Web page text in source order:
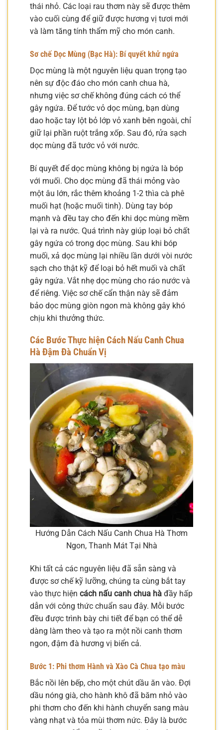
thái nhỏ. Các loại rau thơm này sẽ được thêm
vào cuối cùng để giữ được hương vị tươi mới
và làm tăng tính thẩm mỹ cho món canh.
Sơ chế Dọc Mùng (Bạc Hà): Bí quyết khử ngứa
Dọc mùng là một nguyên liệu quan trọng tạo
nên sự độc đáo cho món canh chua hà,
nhưng việc sơ chế không đúng cách có thể
gây ngứa. Để tước vỏ dọc mùng, bạn dùng
dao hoặc tay lột bỏ lớp vỏ xanh bên ngoài, chỉ
giữ lại phần ruột trắng xốp. Sau đó, rửa sạch
dọc mùng đã tước vỏ với nước.
Bí quyết để dọc mùng không bị ngứa là bóp
với muối. Cho dọc mùng đã thái mỏng vào
một âu lớn, rắc thêm khoảng 1-2 thìa cà phê
muối hạt (hoặc muối tinh). Dùng tay bóp
mạnh và đều tay cho đến khi dọc mùng mềm
lại và ra nước. Quá trình này giúp loại bỏ chất
gây ngứa có trong dọc mùng. Sau khi bóp
muối, xả dọc mùng lại nhiều lần dưới vòi nước
sạch cho thật kỹ để loại bỏ hết muối và chất
gây ngứa. Vắt nhẹ dọc mùng cho ráo nước và
để riêng. Việc sơ chế cẩn thận này sẽ đảm
bảo dọc mùng giòn ngon mà không gây khó
chịu khi thưởng thức.
Các Bước Thực hiện Cách Nấu Canh Chua
Hà Đậm Đà Chuẩn Vị
Hướng Dẫn Cách Nấu Canh Chua Hà Thơm
Ngon, Thanh Mát Tại Nhà
Khi tất cả các nguyên liệu đã sẵn sàng và
được sơ chế kỹ lưỡng, chúng ta cùng bắt tay
vào thực hiện cách nấu canh chua hà đầy hấp
dẫn với công thức chuẩn sau đây. Mỗi bước
đều được trình bày chi tiết để bạn có thể dễ
dàng làm theo và tạo ra một nồi canh thơm
ngon, đậm đà hương vị biển cả.
Bước 1: Phi thơm Hành và Xào Cà Chua tạo màu
Bắc nồi lên bếp, cho một chút dầu ăn vào. Đợi
dầu nóng già, cho hành khô đã băm nhỏ vào
phi thơm cho đến khi hành chuyển sang màu
vàng nhạt và tỏa mùi thơm nức. Đây là bước